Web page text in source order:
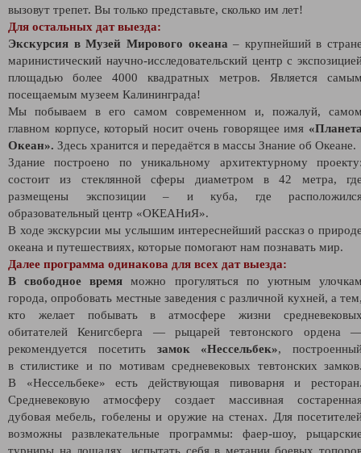
вызовут трепет. Вы только представьте, сколько им лет!
Для остальных дат выезда:
Экскурсия в Музей Мирового океана – крупнейший в
маринистический научно-исследовательский центр с
площадью более 4000 квадратных метров. Является
посещаемым музеем Калининграда!
Мы побываем в его самом современном и, пожалуй,
главном корпусе, который носит очень говорящее имя
Океан». Здесь хранится и передаётся в массы Знание об Океане.
Здание построено по уникальному архитектурному
состоит из стеклянной сферы диаметром в 42 метра,
размещены экспозиции – и куба, где
образовательный центр «ОКЕАНиЯ».
В ходе экскурсии мы услышим интереснейший рассказ о
океана и путешествиях, которые помогают нам познавать мир.
Далее программа одинакова для всех дат выезда:
В свободное времяможно прогуляться по уютным
города, опробовать местные заведения с различной кухней, а
кто желает побывать в атмосфере жизни
обитателей Кенигсберга — рыцарей тевтонского ордена
рекомендуется посетить замок «Нессельбек»,
в стилистике и по мотивам средневековых тевтонских
В «Нессельбеке» есть действующая пивоварня и
Средневековую атмосферу создает массивная
дубовая мебель, гобелены и оружие на стенах. Для
возможны развлекательные программы: фаер-шоу,
турниры на лошадях, испытать себя в метании боевых